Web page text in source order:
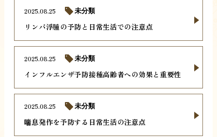
リンパ浮腫の予防と日常生活での注意点
2025.08.25 未分類
インフルエンザ予防接種高齢者への効果と重要性
2025.08.25 未分類
喘息発作を予防する日常生活の注意点
2025.08.25 未分類